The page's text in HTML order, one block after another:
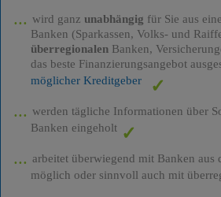
wird ganz unabhängig für Sie aus
Banken (Sparkassen, Volks- und
überregionalenBanken,
das beste Finanzierungsangebot
möglicher Kreditgeber
werden tägliche Informationen über
Banken eingeholt
arbeitet überwiegend mit Banken aus
möglich oder sinnvoll auch mit